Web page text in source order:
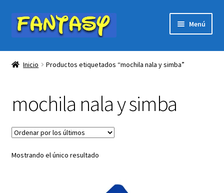
IrIr
al
Menú
PÁGINA DE INICIO
Ofertas
Êventos, publicaciones…
Carrito
Inicio Productos etiquetados “mochila nala y simba”
mochila nala y simba
Mostrando el único resultado